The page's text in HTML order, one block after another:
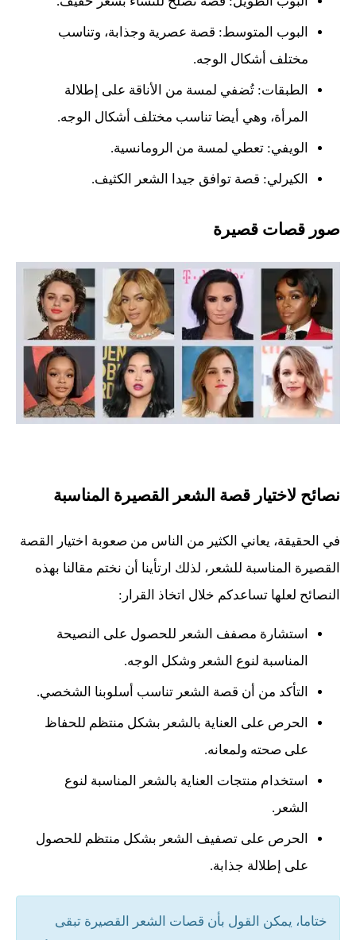
البوب المتوسط: قصة عصرية وجذابة، وتناسب
مختلف أشكال الوجه.
الطبقات: تُضفي لمسة من الأناقة على إطلالة
المرأة، وهي أيضا تناسب مختلف أشكال الوجه.
الويفي: تعطي لمسة من الرومانسية.
الكيرلي: قصة توافق جيدا الشعر الكثيف.
صور قصات قصيرة
نصائح لاختيار قصة الشعر القصيرة المناسبة
في الحقيقة، يعاني الكثير من الناس من صعوبة اختيار القصة
القصيرة المناسبة للشعر، لذلك ارتأينا أن نختم مقالنا بهذه
النصائح لعلها تساعدكم خلال اتخاذ القرار:
استشارة مصفف الشعر للحصول على النصيحة
المناسبة لنوع الشعر وشكل الوجه.
التأكد من أن قصة الشعر تناسب أسلوبنا الشخصي.
الحرص على العناية بالشعر بشكل منتظم للحفاظ
على صحته ولمعانه.
استخدام منتجات العناية بالشعر المناسبة لنوع
الشعر.
الحرص على تصفيف الشعر بشكل منتظم للحصول
على إطلالة جذابة.
ختاما، يمكن القول بأن قصات الشعر القصيرة تبقى